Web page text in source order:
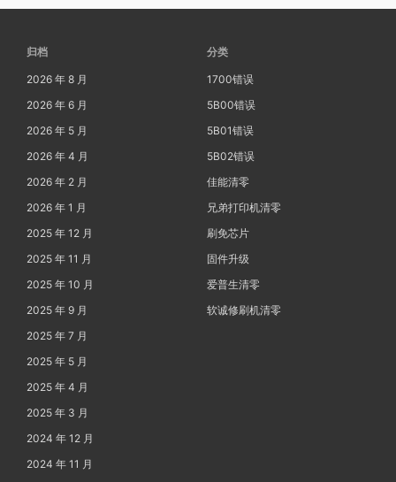
归档
2026 年 8 月
2026 年 6 月
2026 年 5 月
2026 年 4 月
2026 年 2 月
2026 年 1 月
2025 年 12 月
2025 年 11 月
2025 年 10 月
2025 年 9 月
2025 年 7 月
2025 年 5 月
2025 年 4 月
2025 年 3 月
2024 年 12 月
2024 年 11 月
分类
1700错误
5B00错误
5B01错误
5B02错误
佳能清零
兄弟打印机清零
刷免芯片
固件升级
爱普生清零
软诚修刷机清零